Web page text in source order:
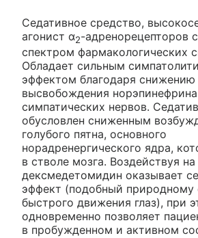
Седативное средство,
агонист α2-адренорецепторов
спектром фармакологических
Обладает сильным
эффектом благодаря снижению
высвобождения
симпатических нервов.
обусловлен сниженным
голубого пятна, основного
норадренергического ядра,
в стволе мозга. Воздействуя на
дексмедетомидин оказывает
эффект (подобный природному
быстрого движения глаз), при
одновременно позволяет
в пробужденном и активном